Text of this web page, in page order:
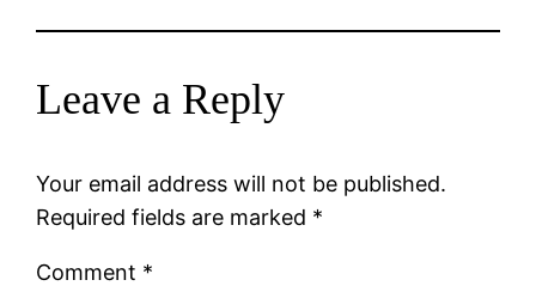
Leave a Reply
Your email address will not be published.
Required fields are marked *
Comment *